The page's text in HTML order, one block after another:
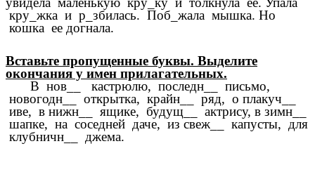
кру_жка и р_збилась. Поб_жала мышка. Но
кошка ее догнала.
Вставьте пропущенные буквы. Выделите
окончания у имен прилагательных.
В нов__ кастрюлю, последн__ письмо,
новогодн__ открытка, крайн__ ряд, о плакуч__
иве, в нижн__ ящике, будущ__ актрису, в зимн__
шапке, на соседней даче, из свеж__ капусты, для
клубничн__ джема.